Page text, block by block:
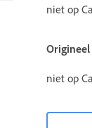
niet op
niet op